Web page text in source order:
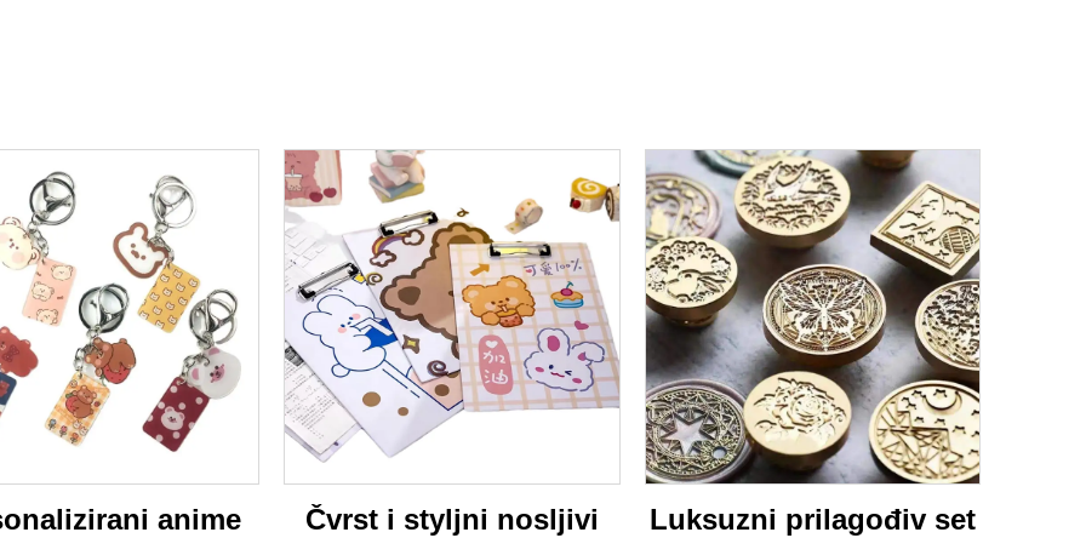
anime
Čvrst i styljni nosljivi
Luksuzni prilagođiv set